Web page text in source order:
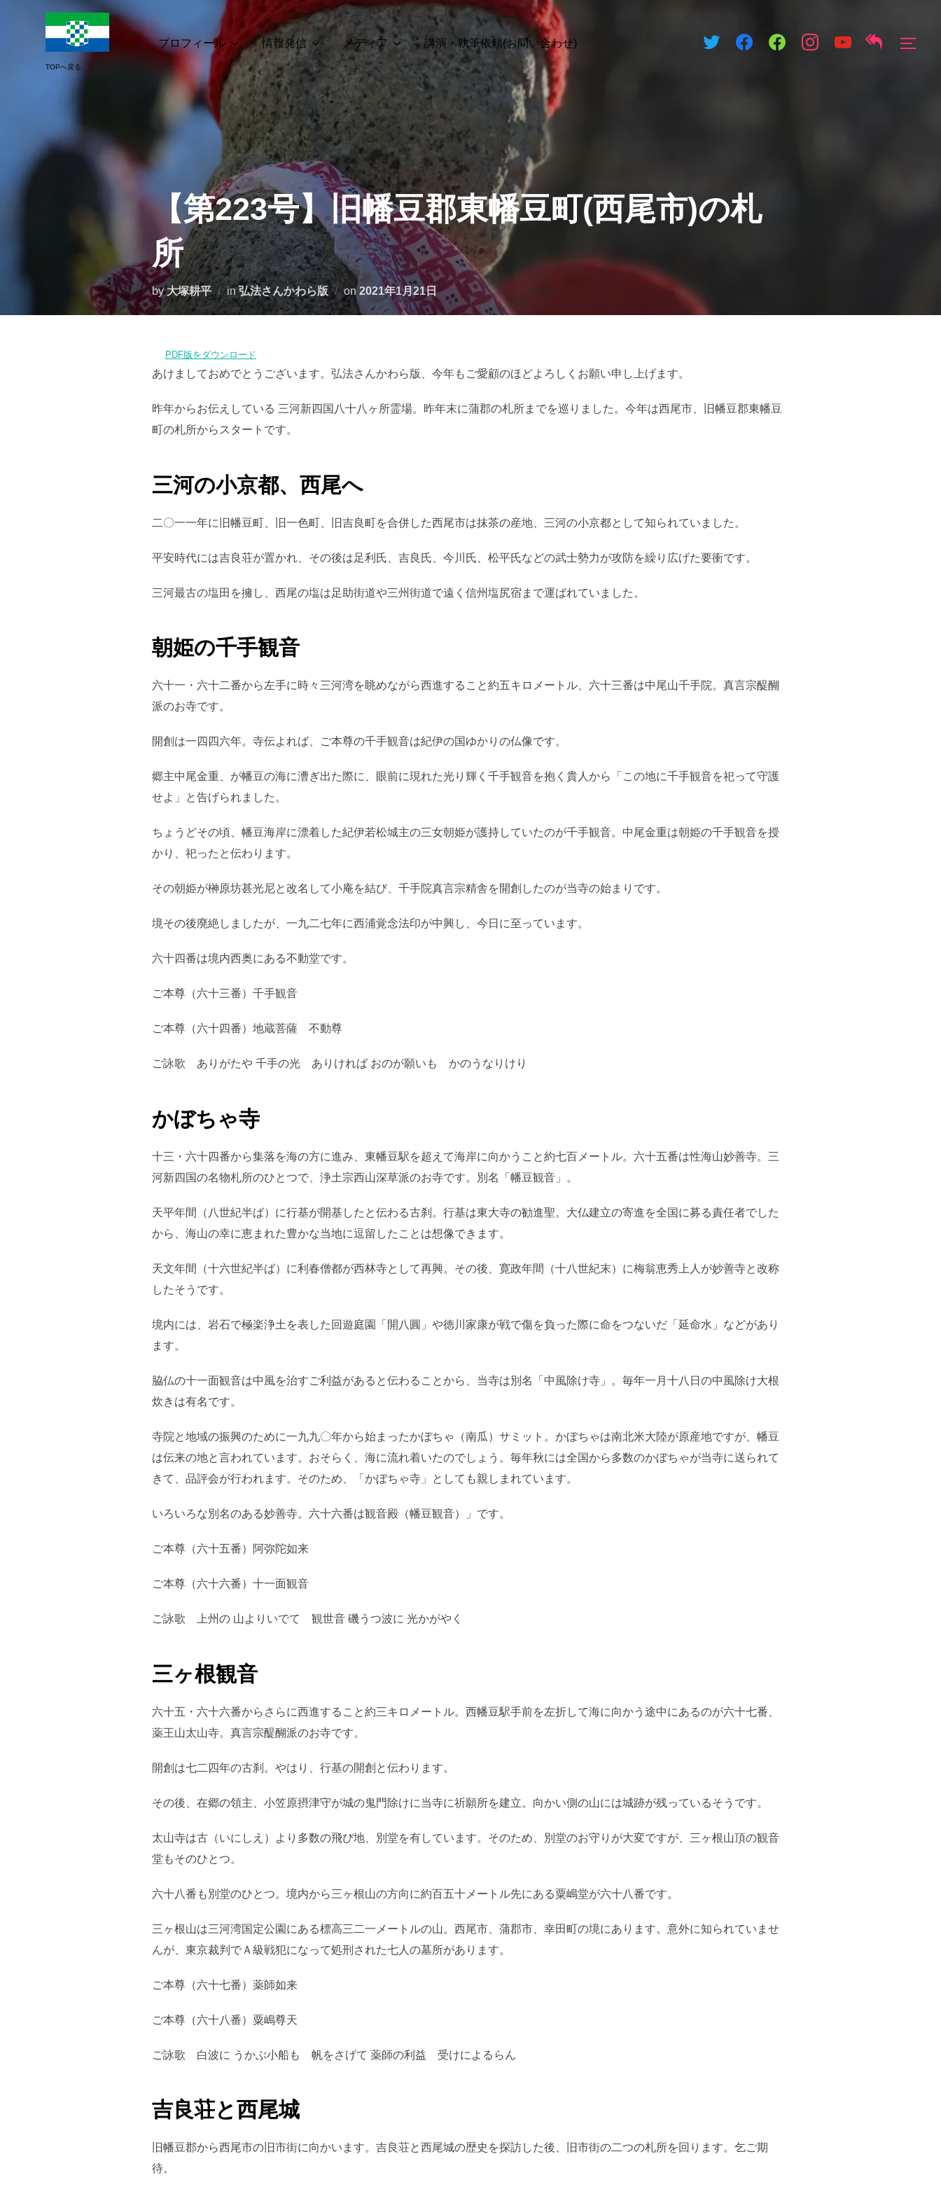
プロフィール 情報発信 メディア 講演・執筆依頼(お問い合わせ) サイ
【第223号】旧幡豆郡東幡豆町(西尾市)の札
所
by大塚耕平 in 弘法さんかわら版 on投
稿
2021年1月21日
PDF版をダウンロード
あけましておめでとうございます。弘法さんかわら版、今年もご愛顧のほどよろしくお願い申し上げます。
昨年からお伝えしている 三河新四国八十八ヶ所霊場。昨年末に蒲郡の札所までを巡りました。今年は西尾市、旧幡豆郡東幡豆
町の札所からスタートです。
三河の小京都、西尾へ
二〇一一年に旧幡豆町、旧一色町、旧吉良町を合併した西尾市は抹茶の産地、三河の小京都として知られていました。
平安時代には吉良荘が置かれ、その後は足利氏、吉良氏、今川氏、松平氏などの武士勢力が攻防を繰り広げた要衝です。
三河最古の塩田を擁し、西尾の塩は足助街道や三州街道で遠く信州塩尻宿まで運ばれていました。
朝姫の千手観音
六十一・六十二番から左手に時々三河湾を眺めながら西進すること約五キロメートル、六十三番は中尾山千手院。真言宗醍醐
派のお寺です。
開創は一四四六年。寺伝よれば、ご本尊の千手観音は紀伊の国ゆかりの仏像です。
郷主中尾金重、が幡豆の海に漕ぎ出た際に、眼前に現れた光り輝く千手観音を抱く貴人から「この地に千手観音を祀って守護
せよ」と告げられました。
ちょうどその頃、幡豆海岸に漂着した紀伊若松城主の三女朝姫が護持していたのが千手観音。中尾金重は朝姫の千手観音を授
かり、祀ったと伝わります。
その朝姫が榊原坊甚光尼と改名して小庵を結び、千手院真言宗精舎を開創したのが当寺の始まりです。
境その後廃絶しましたが、一九二七年に西浦覚念法印が中興し、今日に至っています。
六十四番は境内西奥にある不動堂です。
ご本尊（六十三番）千手観音
ご本尊（六十四番）地蔵菩薩 不動尊
ご詠歌 ありがたや 千手の光 ありければ おのが願いも かのうなりけり
かぼちゃ寺
十三・六十四番から集落を海の方に進み、東幡豆駅を超えて海岸に向かうこと約七百メートル。六十五番は性海山妙善寺。三
河新四国の名物札所のひとつで、浄土宗西山深草派のお寺です。別名「幡豆観音」。
天平年間（八世紀半ば）に行基が開基したと伝わる古刹。行基は東大寺の勧進聖。大仏建立の寄進を全国に募る責任者でした
から、海山の幸に恵まれた豊かな当地に逗留したことは想像できます。
天文年間（十六世紀半ば）に利春僧都が西林寺として再興。その後、寛政年間（十八世紀末）に梅翁恵秀上人が妙善寺と改称
したそうです。
境内には、岩石で極楽浄土を表した回遊庭園「開八圓」や徳川家康が戦で傷を負った際に命をつないだ「延命水」などがあり
ます。
脇仏の十一面観音は中風を治すご利益があると伝わることから、当寺は別名「中風除け寺」。毎年一月十八日の中風除け大根
炊きは有名です。
寺院と地域の振興のために一九九〇年から始まったかぼちゃ（南瓜）サミット。かぼちゃは南北米大陸が原産地ですが、幡豆
は伝来の地と言われています。おそらく、海に流れ着いたのでしょう。毎年秋には全国から多数のかぼちゃが当寺に送られて
きて、品評会が行われます。そのため、「かぼちゃ寺」としても親しまれています。
いろいろな別名のある妙善寺。六十六番は観音殿（幡豆観音）」です。
ご本尊（六十五番）阿弥陀如来
ご本尊（六十六番）十一面観音
ご詠歌 上州の 山よりいでて 観世音 磯うつ波に 光かがやく
三ヶ根観音
六十五・六十六番からさらに西進すること約三キロメートル。西幡豆駅手前を左折して海に向かう途中にあるのが六十七番、
薬王山太山寺。真言宗醍醐派のお寺です。
開創は七二四年の古刹。やはり、行基の開創と伝わります。
その後、在郷の領主、小笠原摂津守が城の鬼門除けに当寺に祈願所を建立。向かい側の山には城跡が残っているそうです。
太山寺は古（いにしえ）より多数の飛び地、別堂を有しています。そのため、別堂のお守りが大変ですが、三ヶ根山頂の観音
堂もそのひとつ。
六十八番も別堂のひとつ。境内から三ヶ根山の方向に約百五十メートル先にある粟嶋堂が六十八番です。
三ヶ根山は三河湾国定公園にある標高三二一メートルの山。西尾市、蒲郡市、幸田町の境にあります。意外に知られていませ
んが、東京裁判でＡ級戦犯になって処刑された七人の墓所があります。
ご本尊（六十七番）薬師如来
ご本尊（六十八番）粟嶋尊天
ご詠歌 白波に うかぶ小船も 帆をさげて 薬師の利益 受けによるらん
吉良荘と西尾城
旧幡豆郡から西尾市の旧市街に向かいます。吉良荘と西尾城の歴史を探訪した後、旧市街の二つの札所を回ります。乞ご期
待。